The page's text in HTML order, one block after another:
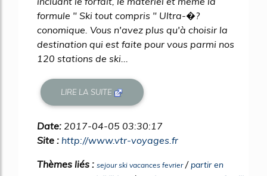
formule " Ski tout compris " Ultra-�?
conomique. Vous n'avez plus qu'à choisir la
destination qui est faite pour vous parmi nos
120 stations de ski...
LIRE LA SUITE
Date: 2017-04-05 03:30:17
Site : http://www.vtr-voyages.fr
Thèmes liés : sejour ski vacances fevrier/partir en